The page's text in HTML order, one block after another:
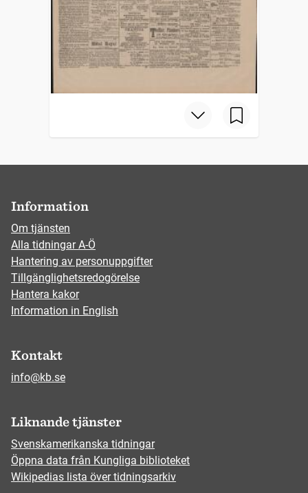
Information
Om tjänsten
Alla tidningar A-Ö
Hantering av personuppgifter
Tillgänglighetsredogörelse
Hantera kakor
Information in English
Kontakt
info@kb.se
Liknande tjänster
Svenskamerikanska tidningar
Öppna data från Kungliga biblioteket
Wikipedias lista över tidningsarkiv